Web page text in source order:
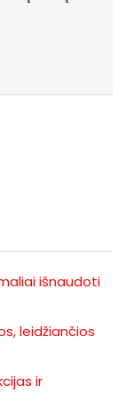
išnaudoti
leidžiančios
ir